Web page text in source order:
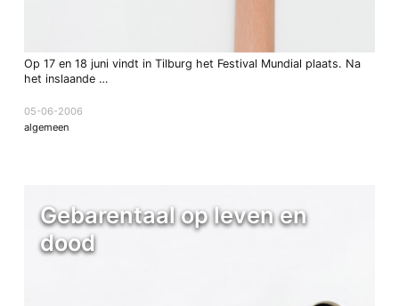
Op 17 en 18 juni vindt in Tilburg het Festival Mundial plaats. Na
het inslaande …
05-06-2006
algemeen
Gebarentaal op leven en
dood